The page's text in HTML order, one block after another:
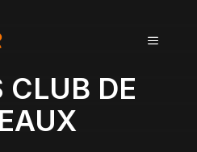
MENU
CLUB DE